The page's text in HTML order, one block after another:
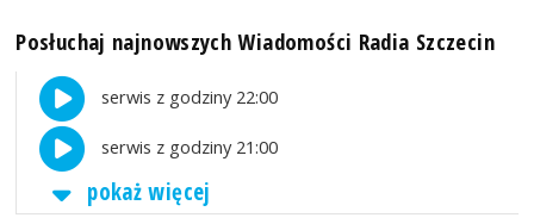
Posłuchaj najnowszych Wiadomości Radia Szczecin
serwis z godziny 22:00
serwis z godziny 21:00
pokaż więcej